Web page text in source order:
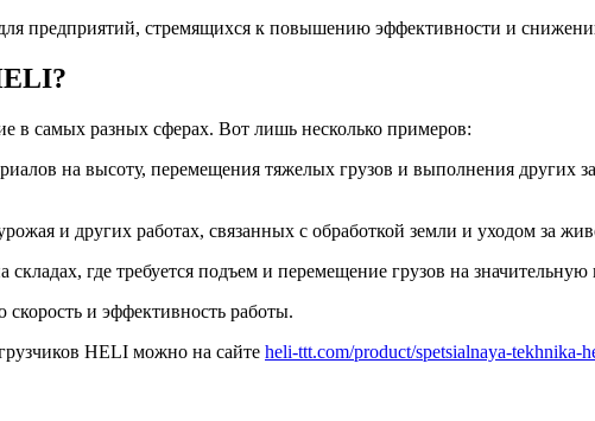
предприятий, стремящихся к повышению эффективности и
в самых разных сферах. Вот лишь несколько примеров:
на высоту, перемещения тяжелых грузов и выполнения других
и других работах, связанных с обработкой земли и уходом за
где требуется подъем и перемещение грузов на значительную
и эффективность работы.
HELI можно на сайте heli-ttt.com/product/spetsialnaya-tekhnika-